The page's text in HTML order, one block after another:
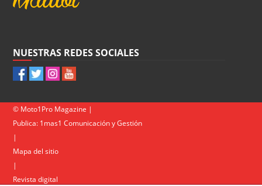
NUESTRAS REDES SOCIALES
© Moto1Pro Magazine |
Publica: 1mas1 Comunicación y Gestión
|
Mapa del sitio
|
Revista digital